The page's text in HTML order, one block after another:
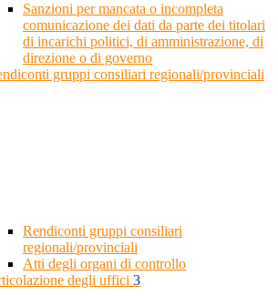
Sanzioni per mancata o incompleta
comunicazione dei dati da parte dei titolari
di incarichi politici, di amministrazione, di
direzione o di governo
gruppi consiliari regionali/provinciali
Rendiconti gruppi consiliari
regionali/provinciali
Atti degli organi di controllo
degli uffici 3